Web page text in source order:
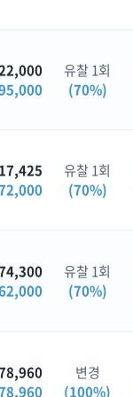
유찰 1회
(70%)
유찰 1회
(70%)
유찰 1회
(70%)
변경
(100%)